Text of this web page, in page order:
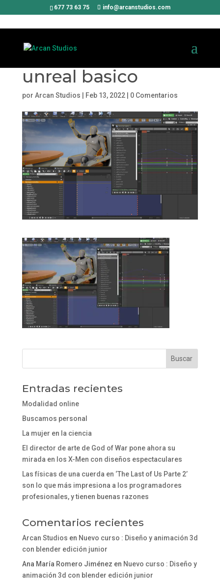
677 73 63 75 info@arcanstudios.com
unreal basico
por Arcan Studios Feb 13, 2022| 0 Comentarios
Entradas recientes
Modalidad online
Buscamos personal
La mujer en la ciencia
El director de arte de God of War pone ahora su
mirada en los X-Men con diseños espectaculares
Las físicas de una cuerda en ‘The Last of Us Parte 2’
son lo que más impresiona a los programadores
profesionales, y tienen buenas razones
Comentarios recientes
Arcan Studios en Nuevo curso : Diseño y animación 3d
con blender edición junior
Ana María Romero Jiménez en Nuevo curso : Diseño y
animación 3d con blender edición junior